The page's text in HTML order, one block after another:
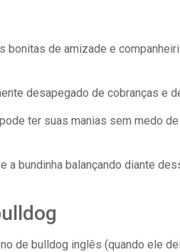
bonitas de amizade e
desapegado de cobranças e
ter suas manias sem medo
a bundinha balançando diante
de bulldog inglês (quando ele